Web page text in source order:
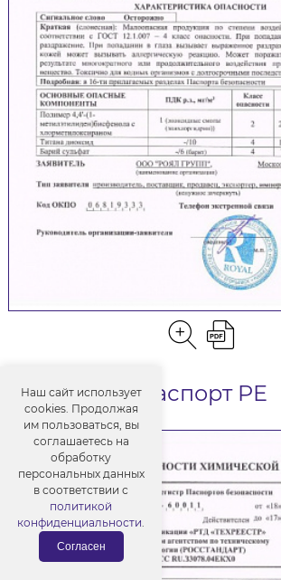
Паспорт PE
Наш сайт использует
cookies. Продолжая
им пользоваться, вы
соглашаетесь на
обработку
персональных данных
в соответствии с
политикой
конфиденциальности.
Согласен